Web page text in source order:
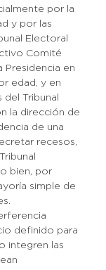
por la
y por las
Electoral
Comité
Presidencia en
edad, y en
Tribunal
la dirección de
de una
recesos,
bien, por
simple de
definido para
integren las